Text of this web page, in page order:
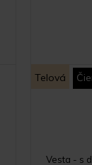
Telová
Vesta - s